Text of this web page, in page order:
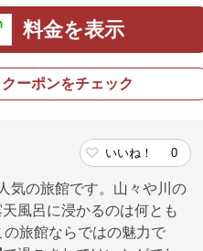
料金を表示
ーポンをチェック
いいね！ 0
気の旅館です。山々や川の
風呂に浸かるのは何とも
旅館ならではの魅力で